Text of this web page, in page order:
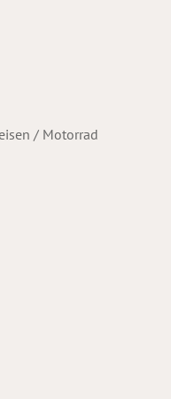
/ Motorrad